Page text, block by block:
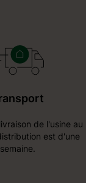
de l'usine au
est d'une
semaine.